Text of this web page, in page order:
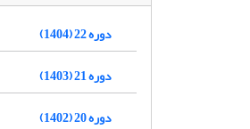
دوره 22 (1404)
دوره 21 (1403)
دوره 20 (1402)